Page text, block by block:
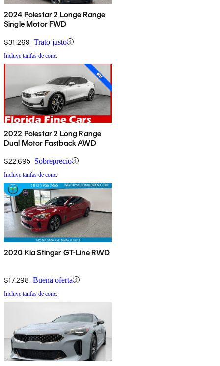
2024 Polestar 2 Longe Range
Single Motor FWD
$31,269 Trato justo
Incluye tarifas de conc.
2022 Polestar 2 Long Range
Dual Motor Fastback AWD
$22,695 Sobreprecio
Incluye tarifas de conc.
2020 Kia Stinger GT-Line RWD
$17,298 Buena oferta
Incluye tarifas de conc.